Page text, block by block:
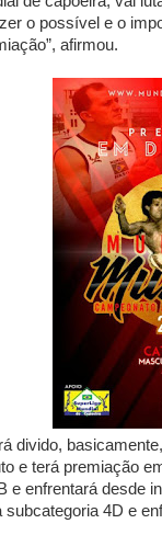
o possível e o
afirmou.
divido,
e terá premiação
e enfrentará desde
subcategoria 4D e